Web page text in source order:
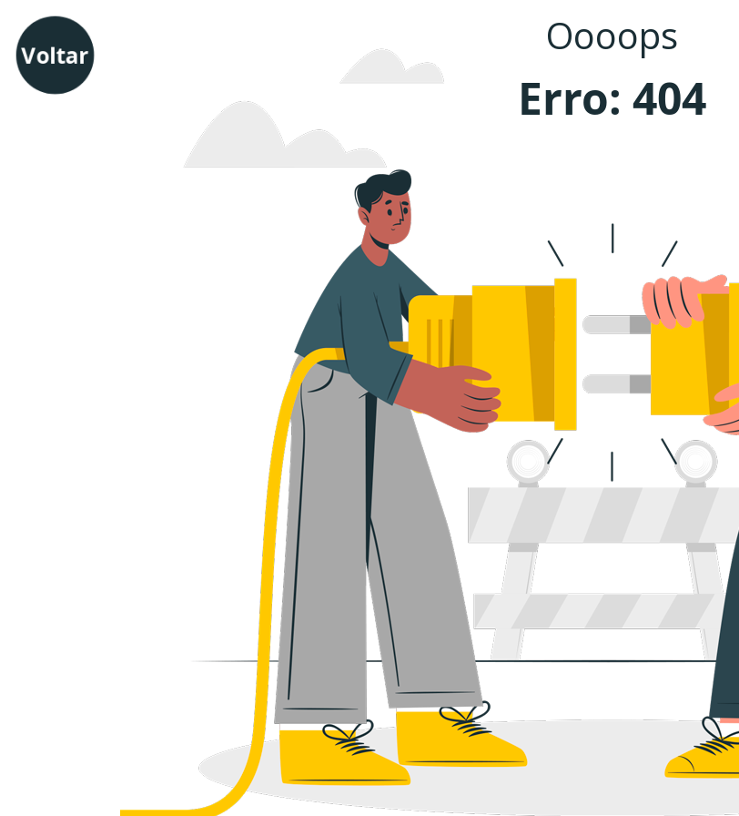
Oooops
Erro: 404
Voltar